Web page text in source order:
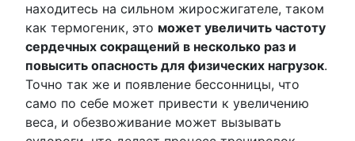
находитесь на сильном жиросжигателе, таком
как термогеник, это может увеличить частоту
сердечных сокращений в несколько раз и
повысить опасность для физических нагрузок.
Точно так же и появление бессонницы, что
само по себе может привести к увеличению
веса, и обезвоживание может вызывать